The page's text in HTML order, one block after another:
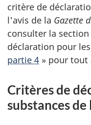
critère de
l'avis de la Gazette
consulter la
déclaration pour
partie 4 » pour tout
Critères de
substances